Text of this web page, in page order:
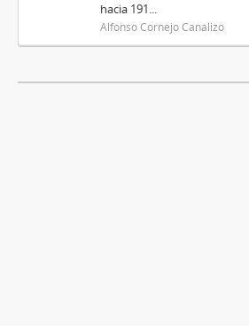
hacia 191...
Alfonso Cornejo Canalizo